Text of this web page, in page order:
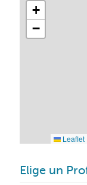
+
−
Leaflet
Elige un